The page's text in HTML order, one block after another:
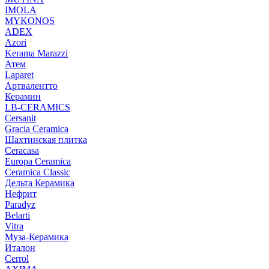
IMOLA
MYKONOS
ADEX
Azori
Kerama Marazzi
Атем
Laparet
Артвалентто
Керамин
LB-CERAMICS
Cersanit
Gracia Ceramica
Шахтинская плитка
Ceracasa
Europa Ceramica
Ceramica Classic
Дельта Керамика
Нефрит
Paradyz
Belarti
Vitra
Муза-Керамика
Италон
Cerrol